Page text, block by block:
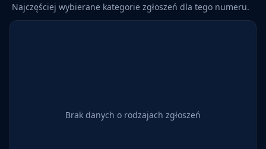
Najczęściej wybierane kategorie zgłoszeń dla tego numeru.
Brak danych o rodzajach zgłoszeń